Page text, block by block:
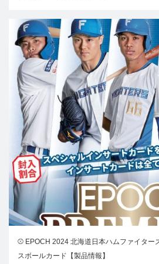
⚾ EPOCH 2024 北海道日本ハムファイター
スボールカード【製品情報】